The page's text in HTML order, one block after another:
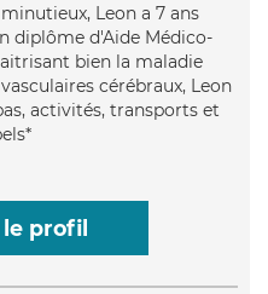
Leon a 7 ans
diplôme d'Aide Médico-
bien la maladie
cérébraux, Leon
activités, transports et
profil